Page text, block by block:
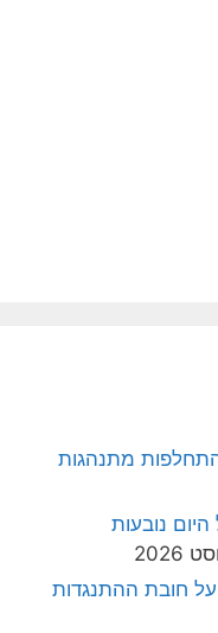
מתנהגות
נובעות
על חובת ההתנגדות